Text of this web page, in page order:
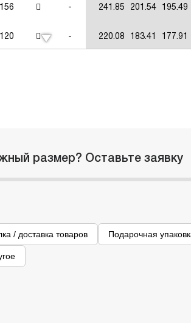
156 - 241.85 201.54 195.49
120 - 220.08 183.41 177.91
- 111.45 92.93 90.14
размер? Оставьте заявку
/ доставка товаров Подарочная